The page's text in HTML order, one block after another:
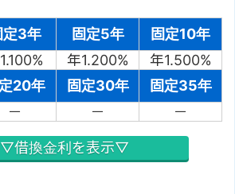
定3年 固定5年
固定10年
年1.200%
年1.500%
20年 固定30年
固定35年
－ － －
▽借換金利を表示▽